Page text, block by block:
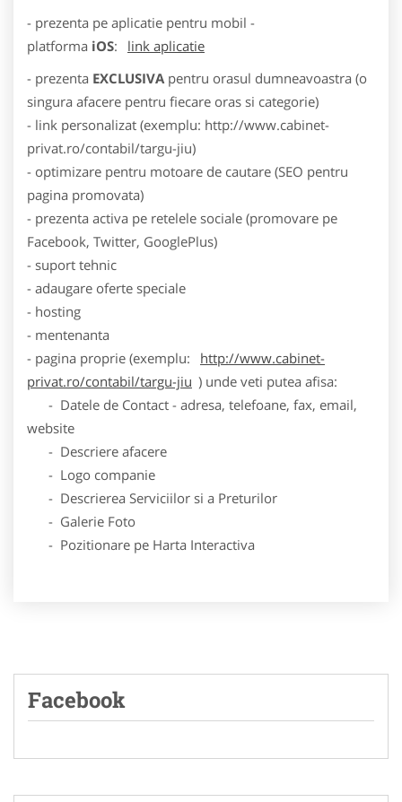
- prezenta pe aplicatie pentru mobil -
platforma iOS:
link aplicatie
- prezenta EXCLUSIVA pentru orasul dumneavoastra (o
singura afacere pentru fiecare oras si categorie)
- link personalizat (exemplu: http://www.cabinet-
privat.ro/contabil/targu-jiu)
- optimizare pentru motoare de cautare (SEO pentru
pagina promovata)
- prezenta activa pe retelele sociale (promovare pe
Facebook, Twitter, GooglePlus)
- suport tehnic
- adaugare oferte speciale
- hosting
- mentenanta
- pagina proprie (exemplu:
http://www.cabinet-
privat.ro/contabil/targu-jiu ) unde veti putea afisa:
- Datele de Contact - adresa, telefoane, fax, email,
website
- Descriere afacere
- Logo companie
- Descrierea Serviciilor si a Preturilor
- Galerie Foto
- Pozitionare pe Harta Interactiva
Facebook